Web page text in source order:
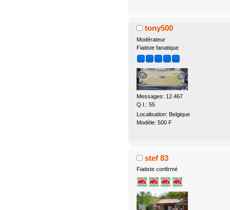
tony500
Modérateur
Fiatiste fanatique
Messages: 12.467
Q.I.: 55
Localisation: Belgique
Modèle: 500 F
stef 83
Fiatiste confirmé